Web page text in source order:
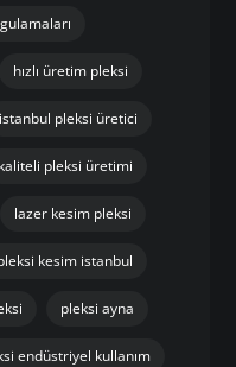
hızlı üretim pleksi
istanbul pleksi üretici
kaliteli pleksi üretimi
lazer kesim pleksi
kesim istanbul
pleksi ayna
endüstriyel kullanım